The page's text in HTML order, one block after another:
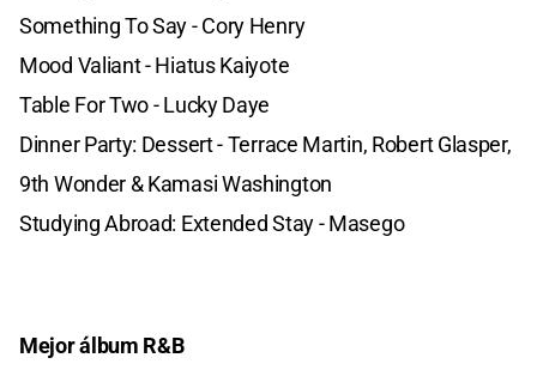
Something To Say - Cory Henry
Mood Valiant - Hiatus Kaiyote
Table For Two - Lucky Daye
Dinner Party: Dessert - Terrace Martin, Robert Glasper,
9th Wonder & Kamasi Washington
Studying Abroad: Extended Stay - Masego
Mejor álbum R&B